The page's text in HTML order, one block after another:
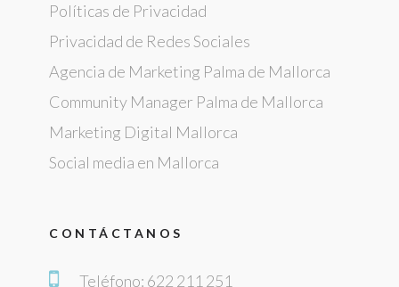
Políticas de Privacidad
Privacidad de Redes Sociales
Agencia de Marketing Palma de Mallorca
Community Manager Palma de Mallorca
Marketing Digital Mallorca
Social media en Mallorca
CONTÁCTANOS
Teléfono: 622 211 251